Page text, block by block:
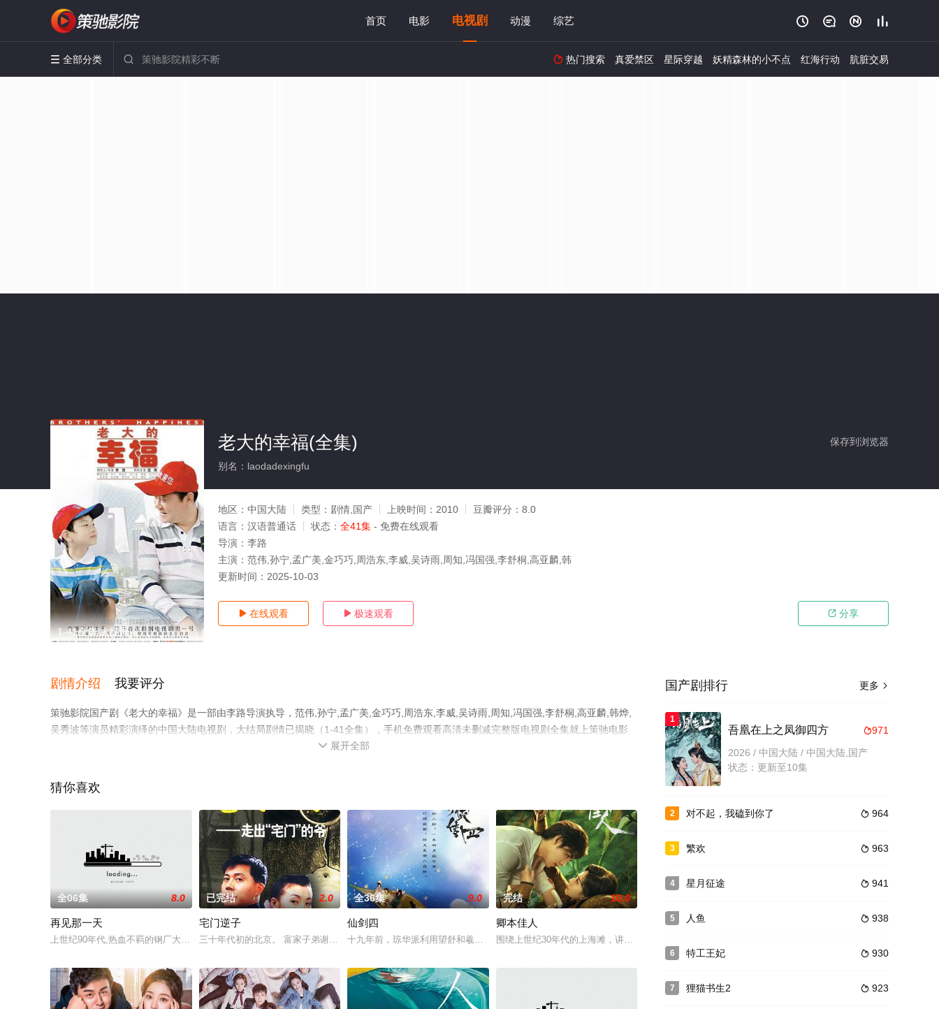
首页 电影 电视剧 动漫 综艺    
 全部分类   热门搜索 真爱禁区 星际穿越 妖精森林的小不点 红海行动 肮脏交易
1-41全集/大结局
保存到浏览器
老大的幸福(全集)
别名：laodadexingfu
地区： 中国大陆 类型： 剧情,国产 上映时间： 2010 豆瓣评分： 8.0
语言： 汉语普通话 状态： 全41集 - 免费在线观看
导演： 李路
主演： 范伟,孙宁,孟广美,金巧巧,周浩东,李威,吴诗雨,周知,冯国强,李舒桐,高亚麟,韩
更新时间： 2025-10-03
 在线观看  极速观看  分享
剧情介绍 我要评分
策驰影院国产剧《老大的幸福》是一部由李路导演执导，范伟,孙宁,孟广美,金巧巧,周浩东,李威,吴诗雨,周知,冯国强,李舒桐,高亚麟,韩烨,
吴秀波等演员精彩演绎的中国大陆电视剧，大结局剧情已揭晓（1-41全集），手机免费观看高清未删减完整版电视剧全集就上策驰电影
网，更多相关信息可移步至豆瓣电视剧、电视猫或剧情网等平台了解。
 展开全部
猜你喜欢
全06集 8.0
再见那一天
上世纪90年代,热血不羁的钢厂大院才子胡广来,跟刚调来的社区民警老公安全党愿,惺惺相惜情同
已完结 2.0
宅门逆子
三十年代初的北京。 富家子弟谢益亭迷恋于曲艺，酷爱相声，一心想下海从艺并与“德燕班”唱大鼓
全36集 9.0
仙剑四
十九年前，琼华派利用望舒和羲和双剑网缚妖界，从中夺取灵力，引发人妖大战，双方伤亡惨重。琼华
完结 10.0
卿本佳人
围绕上世纪30年代的上海滩，讲述了两位坚韧勇敢的女性在波澜诡谲的民国时代相互救赎、完成蜕变
更多 
国产剧排行
1
971
吾凰在上之凤御四方
2026 / 中国大陆 / 中国大陆,国产
状态：更新至10集
2  964
对不起，我磕到你了
3  963
繁欢
4  941
星月征途
5  938
人鱼
6  930
特工王妃
7  923
狸猫书生2